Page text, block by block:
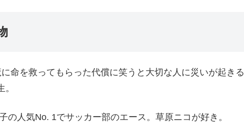
命を救ってもらった代償に笑うと大切な人に災いが起きる
の人気No. 1でサッカー部のエース。草原ニコが好き。